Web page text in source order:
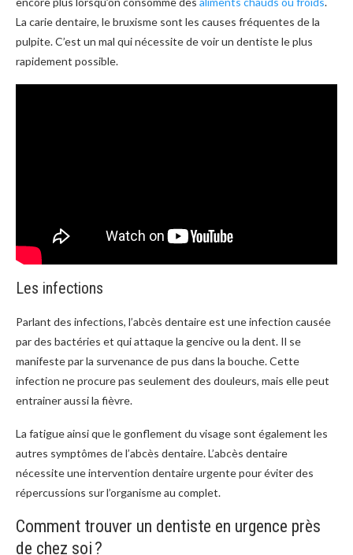
La carie dentaire, le bruxisme sont les causes fréquentes de la
pulpite. C’est un mal qui nécessite de voir un dentiste le plus
rapidement possible.
Les infections
Parlant des infections, l’abcès dentaire est une infection causée
par des bactéries et qui attaque la gencive ou la dent. Il se
manifeste par la survenance de pus dans la bouche. Cette
infection ne procure pas seulement des douleurs, mais elle peut
entrainer aussi la fièvre.
La fatigue ainsi que le gonflement du visage sont également les
autres symptômes de l’abcès dentaire. L’abcès dentaire
nécessite une intervention dentaire urgente pour éviter des
répercussions sur l’organisme au complet.
Comment trouver un dentiste en urgence près
de chez soi ?